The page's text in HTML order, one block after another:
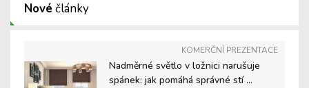
Nové články
KOMERČNÍ PREZENTACE
Nadměrné světlo v ložnici narušuje
spánek: jak pomáhá správné stí ...